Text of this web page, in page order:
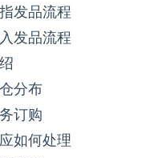
发品流程
发品流程
分布
订购
如何处理